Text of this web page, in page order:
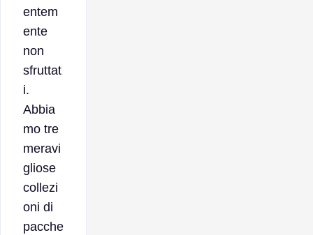
entem
ente
non
sfruttat
i.
Abbia
mo tre
meravi
gliose
collezi
oni di
pacche